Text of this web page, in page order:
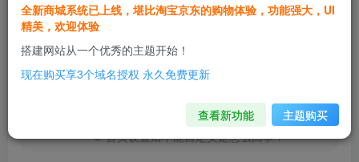
5篇帖子
用户82138360 关注
用户私信超过10个，只能看到最新的10条，以前的就看不到了。
求问文章列表怎样显示私信字段
首页设置后不能自定义是怎么回事？
全新商城系统已上线，堪比淘宝京东的购物体验，功能强大，UI
精美，欢迎体验
搭建网站从一个优秀的主题开始！
现在购买享3个域名授权 永久免费更新
查看新功能 主题购买